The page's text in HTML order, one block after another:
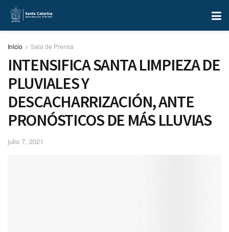
Inicio Sala de Prensa
INTENSIFICA SANTA LIMPIEZA DE
PLUVIALES Y
DESCACHARRIZACIÓN, ANTE
PRONÓSTICOS DE MÁS LLUVIAS
julio 7, 2021